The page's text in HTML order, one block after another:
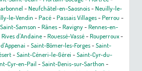
-Neufchâtel-en-Saosnois-Neuilly-le-
le-Vendin -Pacé-Passais Villages-Perrou -
Samson -Rânes-Ravigny-Rennes-en-
Rives d'Andaine-Rouessé-Vassé-Rouperroux-
-Saint-Bômer-les-Forges-Saint-
-Saint-Céneri-le-Gérei -Saint-Cyr-du-
Cyr-en-Pail -Saint-Denis-sur-Sarthon -